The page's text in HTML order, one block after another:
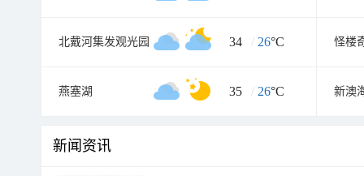
北戴河集发观光园 34 / 26°C 怪楼
燕塞湖 35 / 26°C 新澳
新闻资讯